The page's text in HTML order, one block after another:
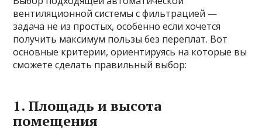
вентиляционной системы с фильтрацией —
задача не из простых, особенно если хочется
получить максимум пользы без переплат. Вот
основные критерии, ориентируясь на которые вы
сможете сделать правильный выбор:
1. Площадь и высота
помещения